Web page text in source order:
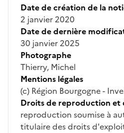
Date de création de la
2 janvier 2020
Date de dernière
30 janvier 2025
Photographe
Thierry, Michel
Mentions légales
(c) Région Bourgogne -
Droits de reproduction et
reproduction soumise à
titulaire des droits